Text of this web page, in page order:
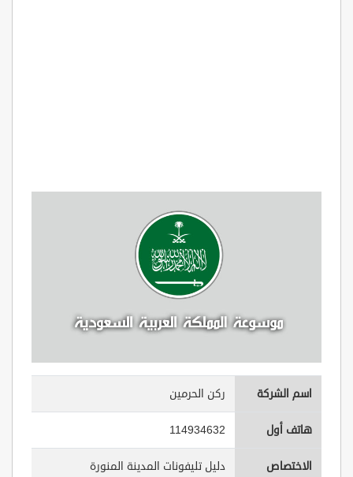
اسم الشركة ركن الحرمين
هاتف أول 114934632
الاختصاص دليل تليفونات المدينة المنورة